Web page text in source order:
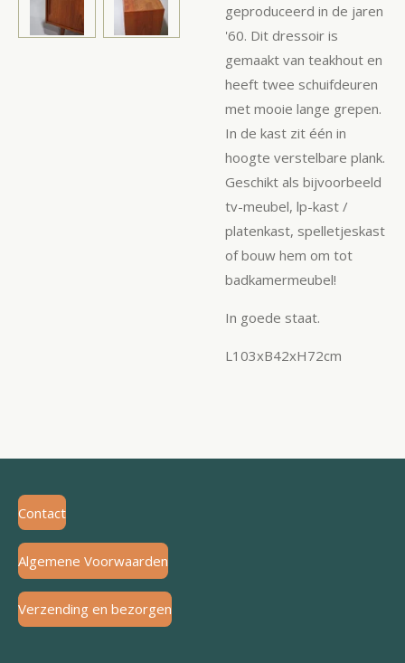
geproduceerd in de jaren
'60. Dit dressoir is
gemaakt van teakhout en
heeft twee schuifdeuren
met mooie lange grepen.
In de kast zit één in
hoogte verstelbare plank.
Geschikt als bijvoorbeeld
tv-meubel, lp-kast /
platenkast, spelletjeskast
of bouw hem om tot
badkamermeubel!
In goede staat.
L103xB42xH72cm
Contact
Algemene Voorwaarden
Verzending en bezorgen